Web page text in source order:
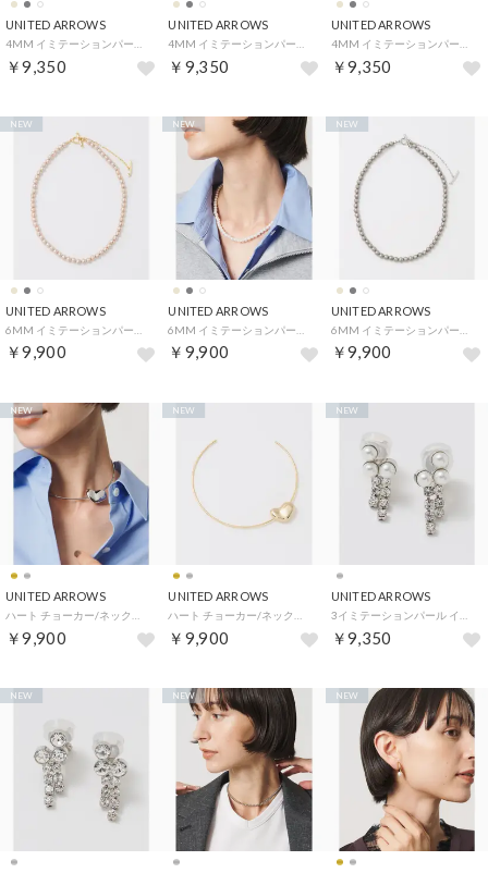
UNITED ARROWS
￥9,350
UNITED ARROWS
￥9,350
UNITED ARROWS
￥9,350
UNITED ARROWS
￥9,900
NEW
UNITED ARROWS
￥9,900
NEW
UNITED ARROWS
￥9,900
NEW
UNITED ARROWS
ハート チョーカー/ネックレス （SILVER）
￥9,900
NEW
UNITED ARROWS
ハート チョーカー/ネックレス （GOLD）
￥9,900
NEW
UNITED ARROWS
3イミテーションパール イヤリング （SILVER）
￥9,350
NEW
NEW NEW NEW